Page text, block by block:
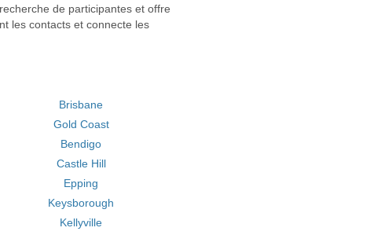
de participantes et offre
les contacts et connecte les
Brisbane
Gold Coast
Bendigo
Castle Hill
Epping
Keysborough
Kellyville